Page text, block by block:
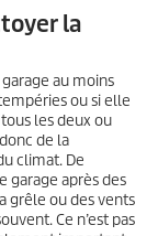
la
au moins
ou si elle
les deux ou
de la
climat. De
garage après des
grêle ou des vents
Ce n’est pas